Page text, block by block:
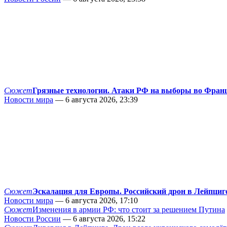
СюжетГрязные технологии. Атаки РФ на выборы во
Новости мира — 6 августа 2026, 23:39
СюжетЭскалация для Европы. Российский дрон в
Новости мира — 6 августа 2026, 17:10
СюжетИзменения в армии РФ: что стоит за решением Путина
Новости России — 6 августа 2026, 15:22